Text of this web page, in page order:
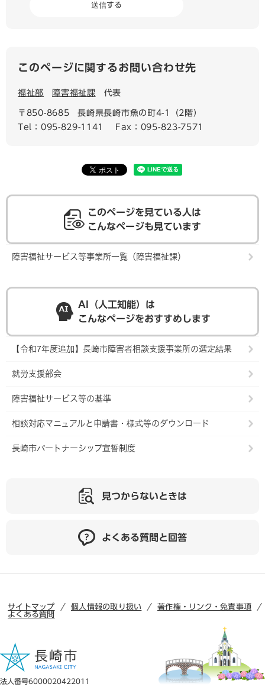
このページに関するお問い合わせ先
福祉部 障害福祉課 代表
〒850-8685
長崎県長崎市魚の町4-1（2階）
Tel：095-829-1141
Fax：095-823-7571
このページを見ている人は
こんなページも見ています
障害福祉サービス等事業所一覧（障害福祉課）
AI（人工知能）は
こんなページをおすすめします
【令和7年度追加】長崎市障害者相談支援事業所の選定結果
就労支援部会
障害福祉サービス等の基準
相談対応マニュアルと申請書・様式等のダウンロード
長崎市パートナーシップ宣誓制度
見つからないときは
よくある質問と回答
サイトマップ 個人情報の取り扱い
著作権・リンク・免責事項
よくある質問
法人番号6000020422011